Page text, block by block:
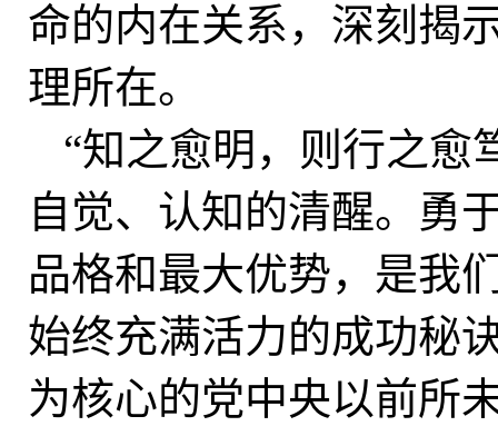
命的内在关系，深刻揭
理所在。
“知之愈明，则行之愈
自觉、认知的清醒。勇
品格和最大优势，是我
始终充满活力的成功秘
为核心的党中央以前所